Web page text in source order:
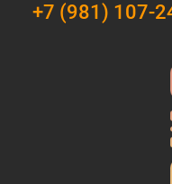
+7 (981) 107-